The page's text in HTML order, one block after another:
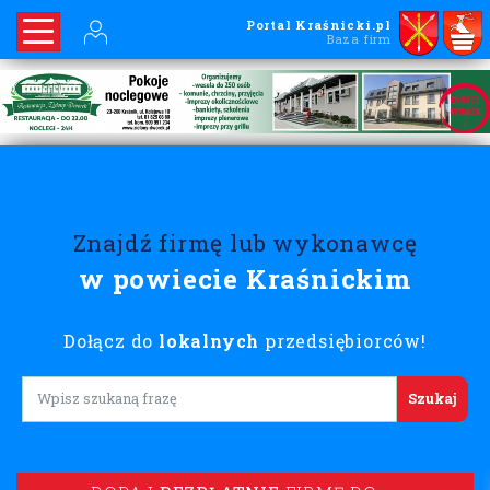
Portal Kraśnicki.pl
Baza firm
Znajdź firmę lub wykonawcę
w powiecie Kraśnickim
Dołącz do lokalnych przedsiębiorców!
Lorem ipsum